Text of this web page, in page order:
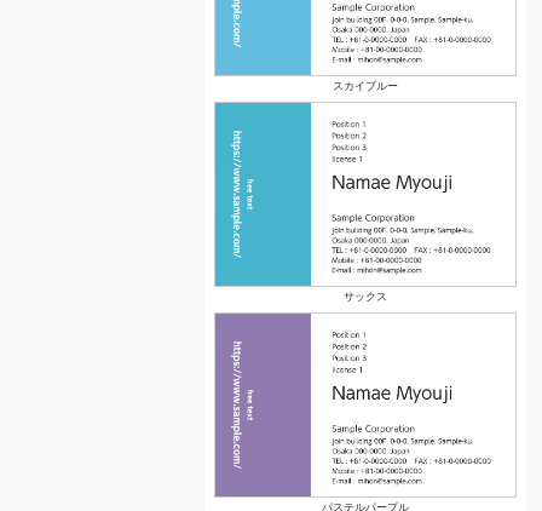
スカイブルー
サックス
パステルパープル